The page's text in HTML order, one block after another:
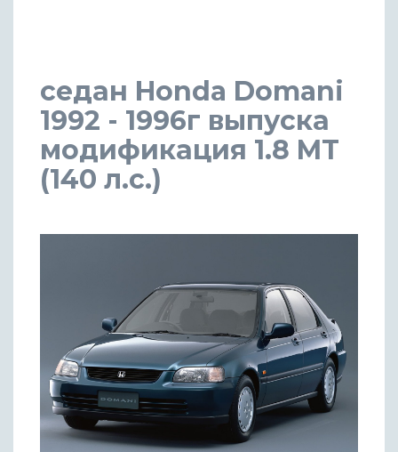
седан Honda Domani
1992 - 1996г выпуска
модификация 1.8 MT
(140 л.с.)